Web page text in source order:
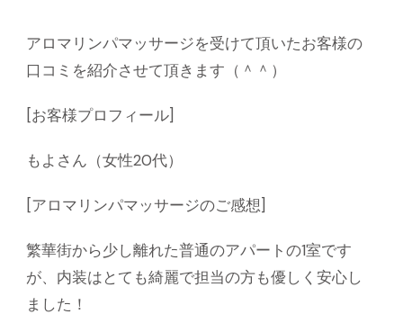
アロマリンパマッサージを受けて頂いたお客様の
口コミを紹介させて頂きます（＾＾）
[お客様プロフィール]
もよさん（女性20代）
[アロマリンパマッサージのご感想]
繁華街から少し離れた普通のアパートの1室です
が、内装はとても綺麗で担当の方も優しく安心し
ました！